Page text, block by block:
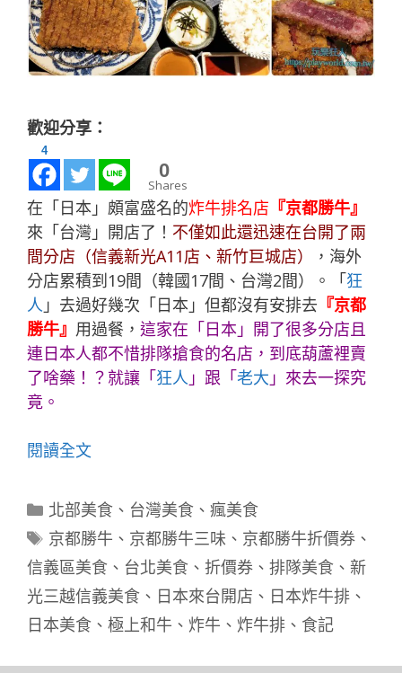
歡迎分享：
4
0
Shares
在「日本」頗富盛名的炸牛排名店 『京都勝牛』
來「台灣」開店了！ 不僅如此還迅速在台開了兩
間分店（信義新光A11店、新竹巨城店）
，海外
分店累積到19間（韓國17間、台灣2間）。「狂
人 」去過好幾次「日本」但都沒有安排去 『京都
勝牛』 用過餐， 這家在「日本」開了很多分店且
連日本人都不惜排隊搶食的名店，到底葫蘆裡賣
了啥藥！？就讓「狂人 」跟「老大 」來去一探究
竟。
閱讀全文
分
類
北部美食、 台灣美食、 瘋美食
標
籤
京都勝牛 、 京都勝牛三味 、 京都勝牛折價券、
信義區美食 、 台北美食 、 折價券 、 排隊美食 、 新
光三越信義美食 、 日本來台開店 、 日本炸牛排 、
日本美食 、 極上和牛 、 炸牛 、 炸牛排 、 食記